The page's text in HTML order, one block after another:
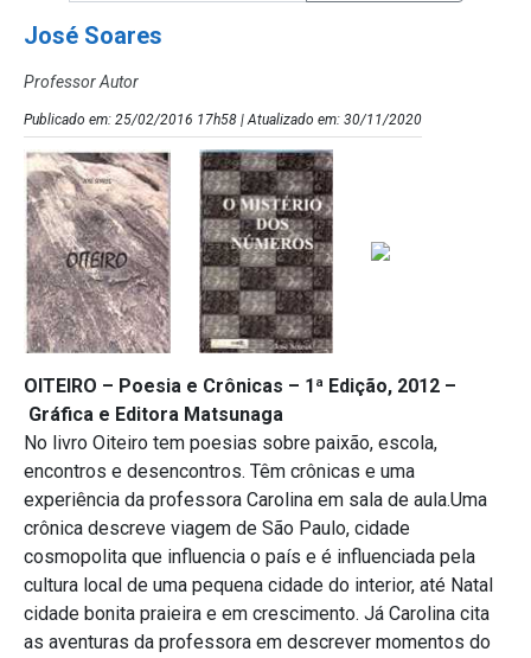
José Soares
Professor Autor
Publicado em: 25/02/2016 17h58 | Atualizado em: 30/11/2020
OITEIRO – Poesia e Crônicas – 1ª Edição, 2012 –
Gráfica e Editora Matsunaga
No livro Oiteiro tem poesias sobre paixão, escola,
encontros e desencontros. Têm crônicas e uma
experiência da professora Carolina em sala de aula.Uma
crônica descreve viagem de São Paulo, cidade
cosmopolita que influencia o país e é influenciada pela
cultura local de uma pequena cidade do interior, até Natal
cidade bonita praieira e em crescimento. Já Carolina cita
as aventuras da professora em descrever momentos do